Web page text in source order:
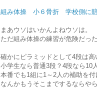
組み体操 小６骨折 学校側に賠
まあウソはいかんよねウソは。
ただ組み体操の練習が危険だっ
確かにピラミッドとして4段は高
小学生なら普通3段？4段なら10
本番でも1組に1～2人の補助を付
なんかもうそこまでするならや